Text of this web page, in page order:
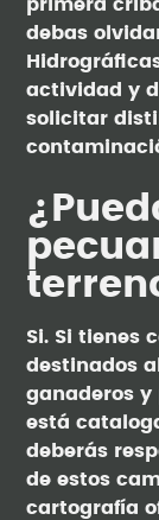
primera
debas
actividad y
solicitar
Si. Si tienes
destinados
ganaderos y
está
deberás
de estos
cartografía